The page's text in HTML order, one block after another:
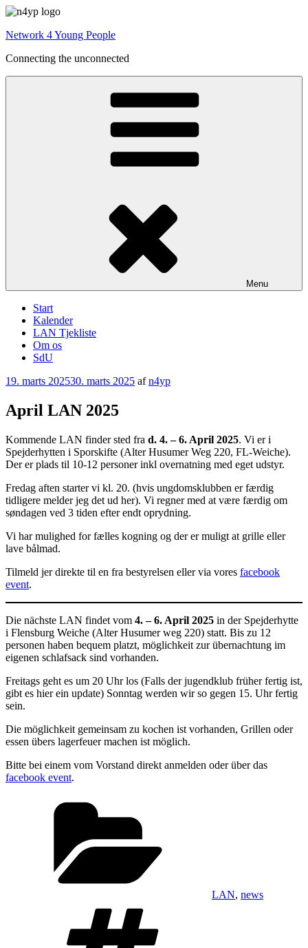
Videre
indhold
Network 4 Young People
Connecting the unconnected
Menu
Start
Kalender
LAN Tjekliste
Om os
SdU
Udgivet
19. marts 202530. marts 2025 afn4yp
April LAN 2025
Kommende LAN finder sted fra d. 4. – 6. April 2025. Vi er i
Spejderhytten i Sporskifte (Alter Husumer Weg 220, FL-Weiche).
Der er plads til 10-12 personer inkl overnatning med eget udstyr.
Fredag aften starter vi kl. 20. (hvis ungdomsklubben er færdig
tidligere melder jeg det ud her). Vi regner med at være færdig om
søndagen ved 3 tiden efter endt oprydning.
Vi har mulighed for fælles kogning og der er muligt at grille eller
lave bålmad.
Tilmeld jer direkte til en fra bestyrelsen eller via vores facebook
event.
Die nächste LAN findet vom 4. – 6. April 2025 in der Spejderhytte
i Flensburg Weiche (Alter Husumer weg 220) statt. Bis zu 12
personen haben bequem platzt, möglichkeit zur übernachtung im
eigenen schlafsack sind vorhanden.
Freitags geht es um 20 Uhr los (Falls der jugendklub früher fertig ist,
gibt es hier ein update) Sonntag werden wir so gegen 15. Uhr fertig
sein.
Die möglichkeit gemeinsam zu kochen ist vorhanden, Grillen oder
essen übers lagerfeuer machen ist möglich.
Bitte bei einem vom Vorstand direkt anmelden oder über das
facebook event.
LAN, news